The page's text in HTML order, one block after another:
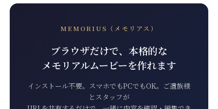
MEMORIUS（メモリアス）
ブラウザだけで、本格的な
メモリアルムービーを作れます
インストール不要。スマホでもPCでもOK。ご遺族様
とスタッフが